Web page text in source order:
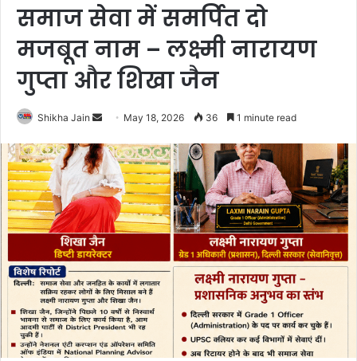
समाज सेवा में समर्पित दो
मजबूत नाम – लक्ष्मी नारायण
गुप्ता और शिखा जैन
Shikha Jain
n
d
a
n
e
m
a
i
l
May 18, 2026 36 1 minute read